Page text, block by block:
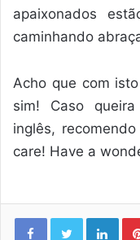
apaixonados
caminhando
Acho que com
sim! Caso
inglês,
care! Have a